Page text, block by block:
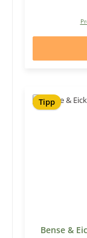
Tipp
Bense &